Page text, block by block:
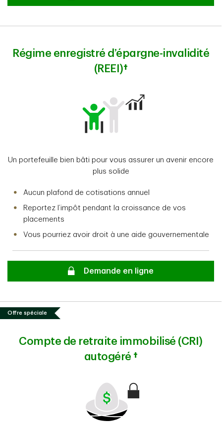
Régime enregistré d’épargne-invalidité
(REEI)†
Un portefeuille bien bâti pour vous assurer un avenir encore
plus solide
Aucun plafond de cotisations annuel
Reportez l’impôt pendant la croissance de vos
placements
Vous pourriez avoir droit à une aide gouvernementale
SecureDemande en ligne
Offre spéciale
Compte de retraite immobilisé (CRI)
autogéré †